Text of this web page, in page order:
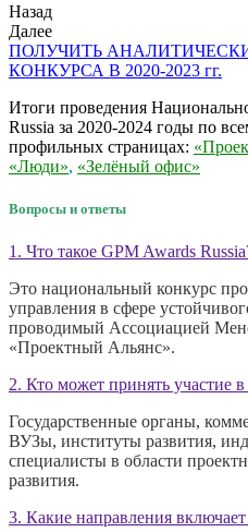
Назад
Далее
ПОЛУЧИТЬ
КОНКУРСА В 2020-2023 гг.
Итоги проведения
Russia за 2020-2024 годы по
профильных страницах:
«Люди», «Зелёный офис»
Вопросы и ответы
1. Что такое GPM Awards
Это национальный конкурс
управления в сфере
проводимый Ассоциацией
«Проектный Альянс».
2. Кто может принять участие в
Государственные органы,
ВУЗы, институты развития,
специалисты в области
развития.
3. Какие направления